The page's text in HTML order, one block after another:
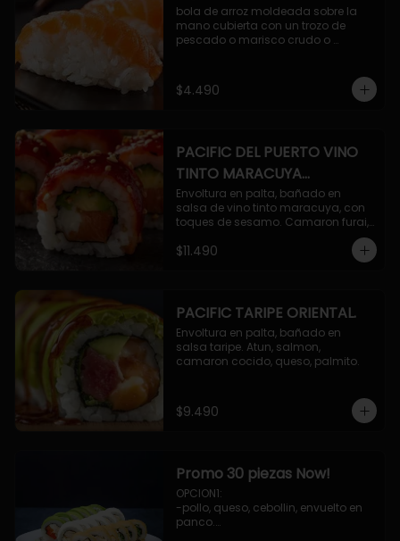
bola de arroz moldeada sobre la
mano cubierta con un trozo de
pescado o marisco crudo o
$4.490
PACIFIC DEL PUERTO VINO
TINTO MARACUYA
ORIENTAL.
Envoltura en palta, bañado en
salsa de vino tinto maracuya, con
toques de sesamo. Camaron furai,
$11.490
PACIFIC TARIPE ORIENTAL.
Envoltura en palta, bañado en
salsa taripe. Atun, salmon,
camaron cocido, queso, palmito.
$9.490
Promo 30 piezas Now!
OPCION1:
-pollo, queso, cebollin, envuelto en
panco.